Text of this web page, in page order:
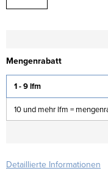
Mengenrabatt
1 - 9 lfm
10 und mehr lfm =
Detaillierte Informationen